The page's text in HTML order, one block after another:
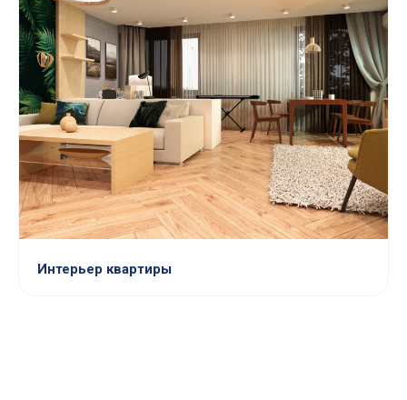
Интерьер квартиры